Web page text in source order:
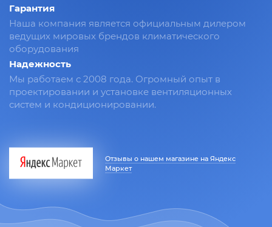
Гарантия
Наша компания является официальным дилером
ведущих мировых брендов климатического
оборудования
Надежность
Мы работаем с 2008 года. Огромный опыт в
проектировании и установке вентиляционных
систем и кондиционировании.
Отзывы о нашем магазине на Яндекс
Маркет